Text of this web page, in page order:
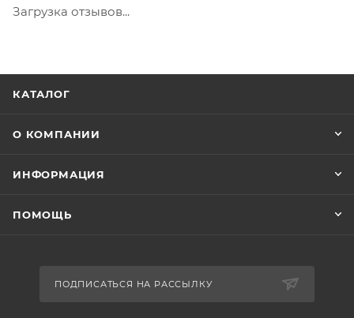
Загрузка отзывов...
КАТАЛОГ
О КОМПАНИИ
ИНФОРМАЦИЯ
ПОМОЩЬ
ПОДПИСАТЬСЯ НА РАССЫЛКУ